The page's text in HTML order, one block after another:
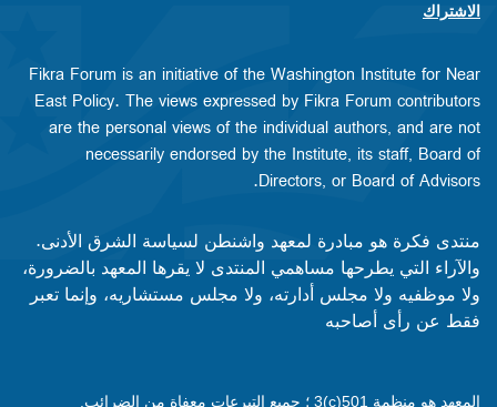
الاشتراك
Fikra Forum is an initiative of the Washington Institute for Near
East Policy. The views expressed by Fikra Forum contributors
are the personal views of the individual authors, and are not
necessarily endorsed by the Institute, its staff, Board of
Directors, or Board of Advisors.​​
منتدى فكرة هو مبادرة لمعهد واشنطن لسياسة الشرق الأدنى.
والآراء التي يطرحها مساهمي المنتدى لا يقرها المعهد بالضرورة،
ولا موظفيه ولا مجلس أدارته، ولا مجلس مستشاريه، وإنما تعبر
فقط عن رأى أصاحبه
المعهد هو منظمة 501(c)3 ؛ جميع التبرعات معفاة من الضرائب.